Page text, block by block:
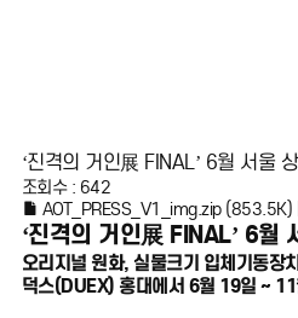
‘진격의 거인展 FINAL’ 6월 서울
조회수 : 642
AOT_PRESS_V1_img.zip (853.5K)
‘진격의 거인展 FINAL’ 6월
오리지널 원화, 실물크기 입체기동장
덕스(DUEX) 홍대에서 6월 19일 ~ 11